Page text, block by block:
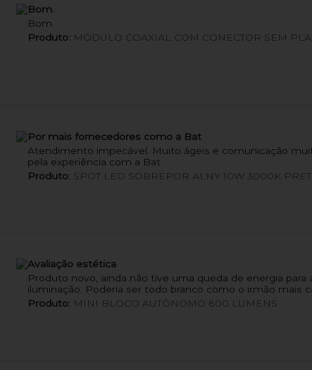
Bom.
Bom.
Produto: MÓDULO COAXIAL COM CONECTOR SEM
Por mais fornecedores como a Bat
Atendimento impecável. Muito ágeis e comunicação
pela experiência com a Bat
Produto: SPOT LED SOBREPOR ALNY 10W 3000K
Avaliação estética
Produto novo, ainda não tive uma queda de energia para
iluminação. Poderia ser todo branco como o irmão mais
Produto: MINI BLOCO AUTÔNOMO 600 LUMENS